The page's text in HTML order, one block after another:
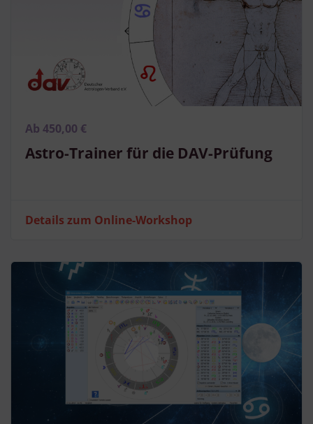
Ab 450,00 €
Astro-Trainer für die DAV-Prüfung
Details zum Online-Workshop